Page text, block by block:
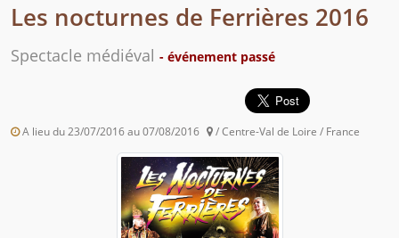
Les nocturnes de Ferrières 2016
Spectacle médiéval - événement passé
A lieu du 23/07/2016 au 07/08/2016 / Centre-Val de Loire / France